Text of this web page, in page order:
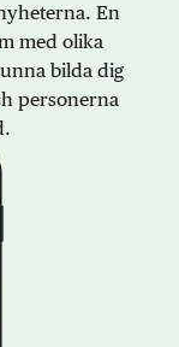
En
med olika
bilda dig
personerna